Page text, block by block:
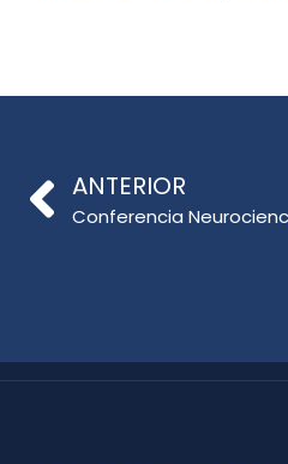
ANTERIOR
Conferencia